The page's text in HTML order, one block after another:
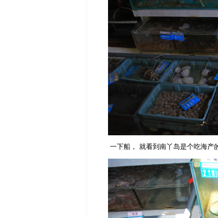
一下船， 就看到南丫岛是个吃海产